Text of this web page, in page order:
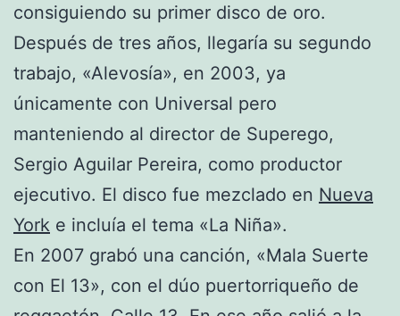
consiguiendo su primer disco de oro.
Después de tres años, llegaría su segundo
trabajo, «Alevosía», en 2003, ya
únicamente con Universal pero
manteniendo al director de Superego,
Sergio Aguilar Pereira, como productor
ejecutivo. El disco fue mezclado en Nueva
York e incluía el tema «La Niña».
En 2007 grabó una canción, «Mala Suerte
con El 13», con el dúo puertorriqueño de